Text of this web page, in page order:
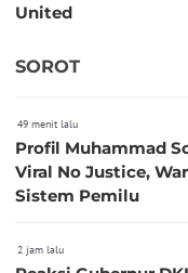
United
SOROT
49 menit lalu
Profil Muhammad
Viral No Justice,
Sistem Pemilu
2 jam lalu